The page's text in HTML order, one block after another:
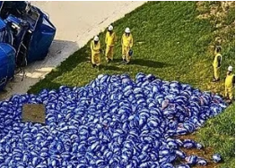
vrata ka većim
pred vama je veoma značajan
ovog znaka mogli bi da dobiju
sposobnosti na način koji će